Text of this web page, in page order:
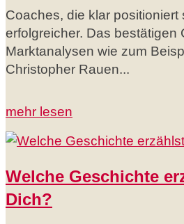
Coaches, die klar positioniert
erfolgreicher. Das bestätigen
Marktanalysen wie zum
Christopher Rauen...
mehr lesen
Welche Geschichte
Dich?